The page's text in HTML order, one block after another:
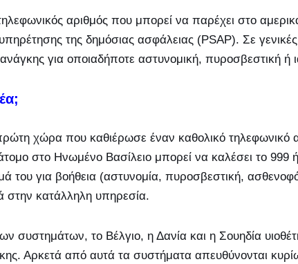
αριθμός που μπορεί να παρέχει στο
της δημόσιας ασφάλειας (PSAP). Σε
ανάγκης για οποιαδήποτε αστυνομική, πυροσβεστική ή
χώρα που καθιέρωσε έναν καθολικό τηλεφωνικό
στο Ηνωμένο Βασίλειο μπορεί να καλέσει το 999
του για βοήθεια (αστυνομία, πυροσβεστική,
στην κατάλληλη υπηρεσία.
συστημάτων, το Βέλγιο, η Δανία και η Σουηδία
Αρκετά από αυτά τα συστήματα απευθύνονται